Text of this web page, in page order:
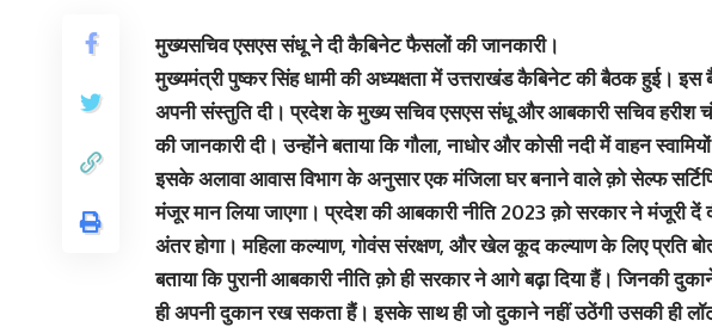
मुख्यसचिव एसएस संधू ने दी कैबिनेट फैसलों की जानकारी।
मुख्यमंत्री पुष्कर सिंह धामी की अध्यक्षता में उत्तराखंड कैबिनेट की बैठक हुई।
अपनी संस्तुति दी। प्रदेश के मुख्य सचिव एसएस संधू और आबकारी सचिव हरीश
की जानकारी दी। उन्होंने बताया कि गौला, नाधोर और कोसी नदी में वाहन
इसके अलावा आवास विभाग के अनुसार एक मंजिला घर बनाने वाले क़ो सेल्फ
मंजूर मान लिया जाएगा। प्रदेश की आबकारी नीति 2023 क़ो सरकार ने मंजूरी
अंतर होगा। महिला कल्याण, गोवंस संरक्षण, और खेल कूद कल्याण के लिए प्रति
बताया कि पुरानी आबकारी नीति क़ो ही सरकार ने आगे बढ़ा दिया हैं। जिनकी
ही अपनी दुकान रख सकता हैं। इसके साथ ही जो दुकाने नहीं उठेंगी उसकी ही